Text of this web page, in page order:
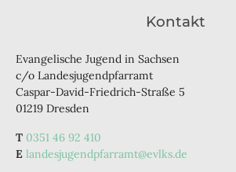
Kontakt
Evangelische Jugend in Sachsen
c/o Landesjugendpfarramt
Caspar-David-Friedrich-Straße 5
01219 Dresden
0351 46 92 410
landesjugendpfarramt@evlks.de